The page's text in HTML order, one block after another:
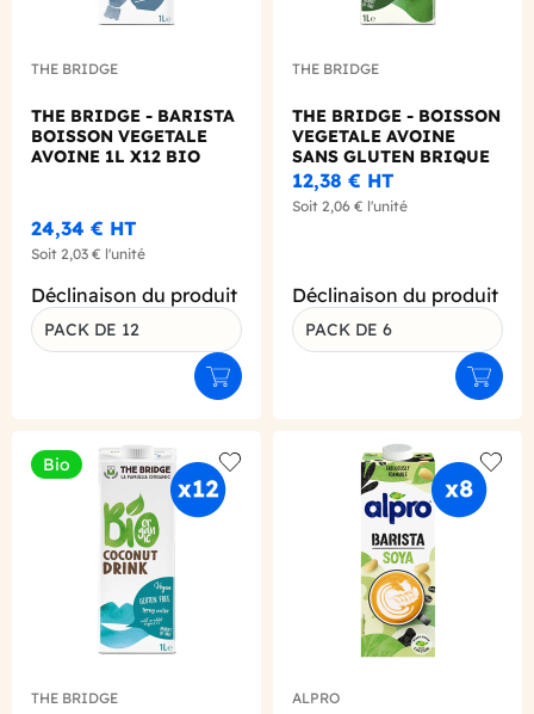
THE BRIDGE
THE BRIDGE - BARISTA
BOISSON VEGETALE
AVOINE 1L X12 BIO
24,34 € HT
Soit 2,03 € l'unité
Déclinaison du produit
PACK DE 12
Ajouter au panier
THE BRIDGE
THE BRIDGE - BOISSON
VEGETALE AVOINE
SANS GLUTEN BRIQUE
1L X6 BIO
12,38 € HT
Soit 2,06 € l'unité
Déclinaison du produit
PACK DE 6
Bio
Add to wishlist
THE BRIDGE
Add
ALPRO